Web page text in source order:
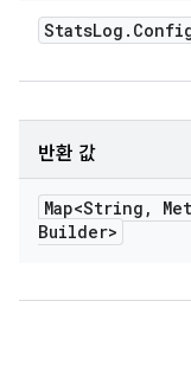
StatsLog .
반환 값
Map<String ,
Builder>